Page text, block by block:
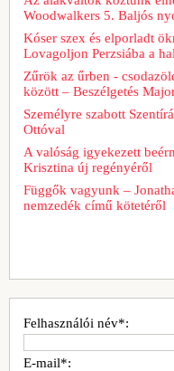
Woodwalkers 5. Baljós
Kóser szex és elporladt
Lovagoljon Perzsiába a
Zűrök az űrben -
között – Beszélgetés
Személyre szabott
Ottóval
A valóság igyekezett
Krisztina új regényéről
Függők vagyunk –
nemzedék című kötetéről
Felhasználói név*:
E-mail*: